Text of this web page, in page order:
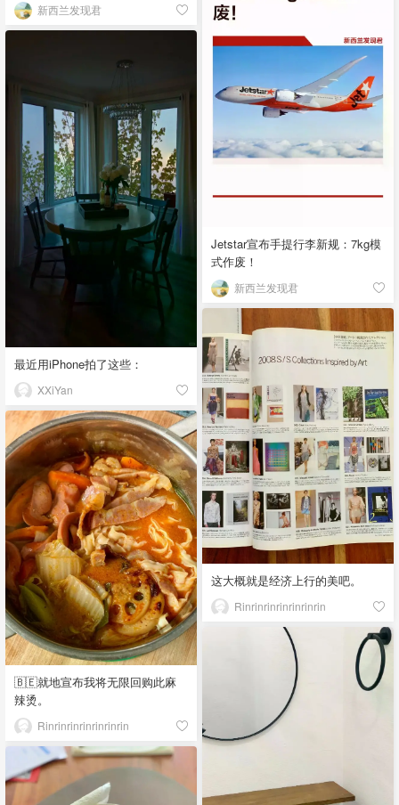
新西兰发现君
Jetstar宣布手提行李新规：7kg模
式作废！
新西兰发现君
最近用iPhone拍了这些：
XXiYan
这大概就是经济上行的美吧。
Rinrinrinrinrinrinrin
🇧🇪就地宣布我将无限回购此麻
辣烫。
Rinrinrinrinrinrinrin